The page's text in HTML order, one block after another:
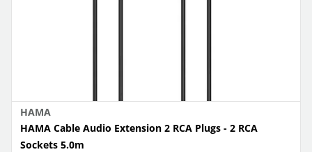
HAMA
HAMA Cable Audio Extension 2 RCA Plugs - 2 RCA
Sockets 5.0m